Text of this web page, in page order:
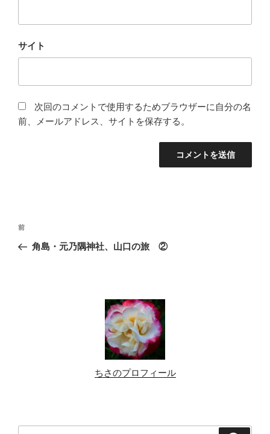
サイト
次回のコメントで使用するためブラウザーに自分の名
前、メールアドレス、サイトを保存する。
投
ナ
前
の
前
角島・元乃隅神社、山口の旅 ②
ちさのプロフィール